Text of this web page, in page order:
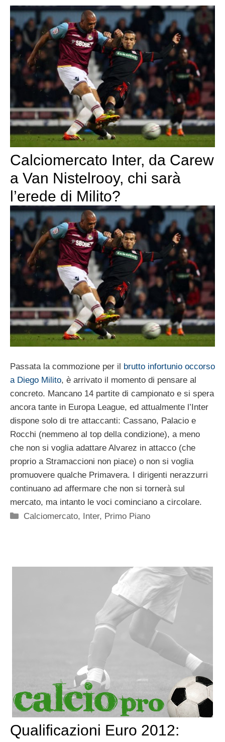
Calciomercato Inter, da Carew
a Van Nistelrooy, chi sarà
l’erede di Milito?
Passata la commozione per il brutto infortunio occorso
a Diego Milito, è arrivato il momento di pensare al
concreto. Mancano 14 partite di campionato e si spera
ancora tante in Europa League, ed attualmente l’Inter
dispone solo di tre attaccanti: Cassano, Palacio e
Rocchi (nemmeno al top della condizione), a meno
che non si voglia adattare Alvarez in attacco (che
proprio a Stramaccioni non piace) o non si voglia
promuovere qualche Primavera. I dirigenti nerazzurri
continuano ad affermare che non si tornerà sul
mercato, ma intanto le voci cominciano a circolare.
Categorie
Calciomercato, Inter, Primo Piano
Qualificazioni Euro 2012: